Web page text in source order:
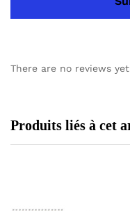
There are no reviews
Produits liés à cet